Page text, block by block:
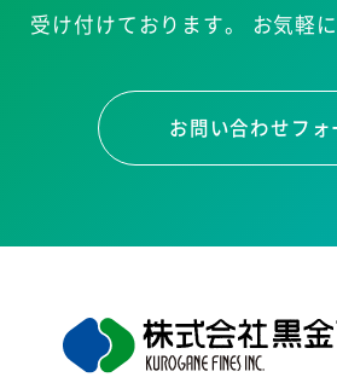
受け付けております。
お気軽
お問い合わせフォ